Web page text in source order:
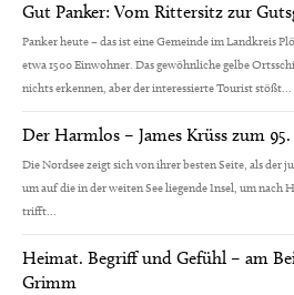
Gut Panker: Vom Rittersitz zur
Panker heute – das ist eine Gemeinde im Landkreis
etwa 1500 Einwohner. Das gewöhnliche gelbe
nichts erkennen, aber der interessierte Tourist stößt...
Der Harmlos – James Krüss zum
Die Nordsee zeigt sich von ihrer besten Seite, als der
um auf die in der weiten See liegende Insel, um nach
trifft...
Heimat. Begriff und Gefühl – am
Grimm